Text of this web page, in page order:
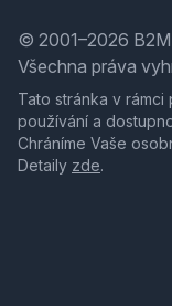
© 2001–2026
Všechna práva
Tato stránka v
používání a
Chráníme Vaše
Detaily zde.